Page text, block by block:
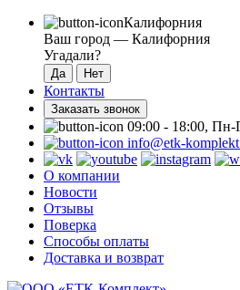
Калифорния
Ваш город — Калифорния
Угадали?
Контакты
Заказать звонок
09:00 - 18:00, Пн-
info@etk-
О компании
Новости
Отзывы
Поверка
Способы оплаты
Доставка и возврат